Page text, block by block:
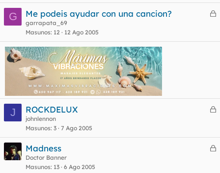
r
a
G
C
r
Me podeis ayudar con una cancion?
garrapata_69
Masunos 12 12 Ago 2005
J
C
r
a
ROCKDELUX
johnlennon
Masunos 3 7 Ago 2005
C
Madness
Doctor Banner
Masunos 13 6 Ago 2005